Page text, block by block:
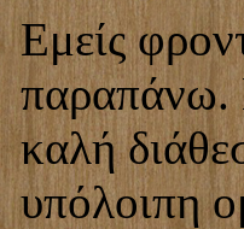
Εμείς
παραπάνω.
καλή
υπόλοιπη